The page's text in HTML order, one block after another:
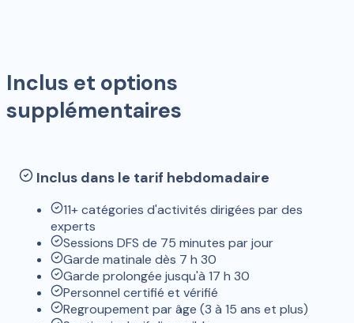
Inclus et options
supplémentaires
Inclus dans le tarif hebdomadaire
11+ catégories d'activités dirigées par des
experts
Sessions DFS de 75 minutes par jour
Garde matinale dès 7 h 30
Garde prolongée jusqu'à 17 h 30
Personnel certifié et vérifié
Regroupement par âge (3 à 15 ans et plus)